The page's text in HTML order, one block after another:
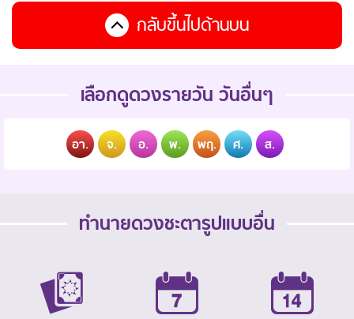
กลับขึ้นไปด้านบน
เลือกดูดวงรายวัน วันอื่นๆ
อา. จ. อ. พ. พฤ. ศ. ส.
ทำนายดวงชะตารูปแบบอื่น